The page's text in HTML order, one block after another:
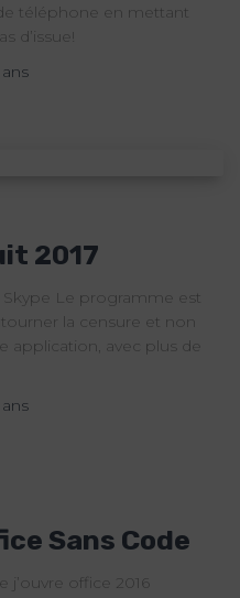
téléphone en mettant
2017
Le programme est
la censure et non
avec plus de
Sans Code
j’ouvre office 2016